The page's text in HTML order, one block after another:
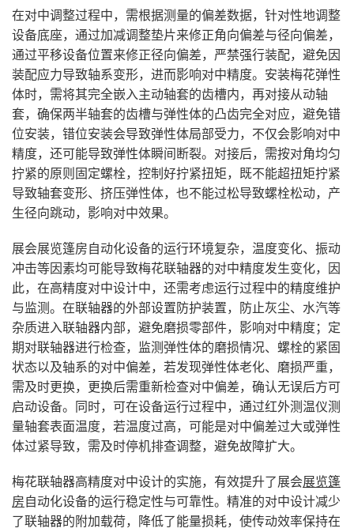
在对中调整过程中，需根据测量的偏差数据，针对性地调整
设备底座，通过加减调整垫片来修正角向偏差与径向偏差，
通过平移设备位置来修正径向偏差，严禁强行装配，避免因
装配应力导致轴系变形，进而影响对中精度。安装梅花弹性
体时，需将其完全嵌入主动轴套的齿槽内，再对接从动轴
套，确保两半轴套的齿槽与弹性体的凸齿完全对应，避免错
位安装，错位安装会导致弹性体局部受力，不仅会影响对中
精度，还可能导致弹性体瞬间断裂。对接后，需按对角均匀
拧紧的原则固定螺栓，控制好拧紧扭矩，既不能超扭矩拧紧
导致轴套变形、挤压弹性体，也不能过松导致螺栓松动，产
生径向跳动，影响对中效果。
展会展览篷房自动化设备的运行环境复杂，温度变化、振动
冲击等因素均可能导致梅花联轴器的对中精度发生变化，因
此，在高精度对中设计中，还需考虑运行过程中的精度维护
与监测。在联轴器的外部设置防护装置，防止灰尘、水汽等
杂质进入联轴器内部，避免磨损零部件，影响对中精度；定
期对联轴器进行检查，监测弹性体的磨损情况、螺栓的紧固
状态以及轴系的对中偏差，若发现弹性体老化、磨损严重，
需及时更换，更换后需重新检查对中偏差，确认无误后方可
启动设备。同时，可在设备运行过程中，通过红外测温仪测
量轴套表面温度，若温度过高，可能是对中偏差过大或弹性
体过紧导致，需及时停机排查调整，避免故障扩大。
梅花联轴器高精度对中设计的实施，有效提升了展会展览篷
房自动化设备的运行稳定性与可靠性。精准的对中设计减少
了联轴器的附加载荷，降低了能量损耗，使传动效率保持在